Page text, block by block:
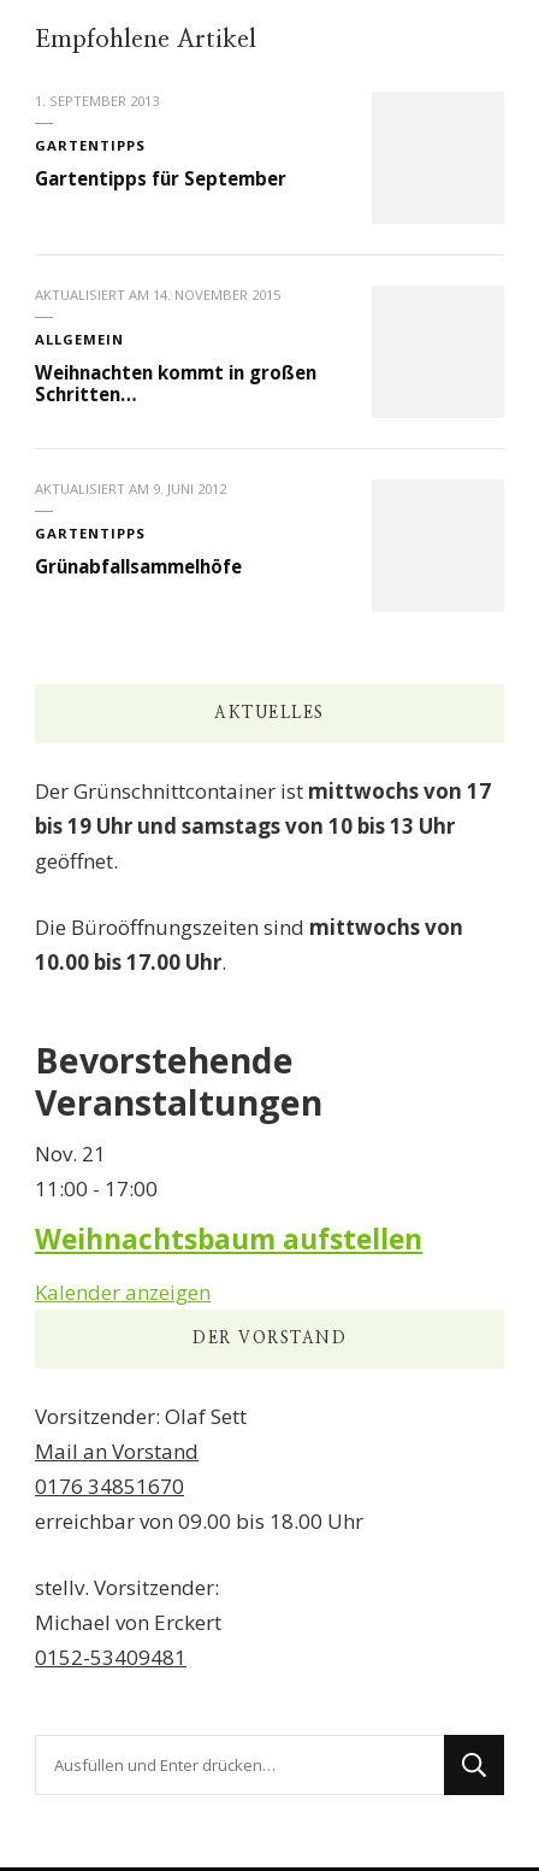
Empfohlene Artikel
1. SEPTEMBER 2013
GARTENTIPPS
Gartentipps für September
AKTUALISIERT AM 14. NOVEMBER 2015
ALLGEMEIN
Weihnachten kommt in großen
Schritten…
AKTUALISIERT AM 9. JUNI 2012
GARTENTIPPS
Grünabfallsammelhöfe
AKTUELLES
Der Grünschnittcontainer ist mittwochs von 17
bis 19 Uhr und samstags von 10 bis 13 Uhr
geöffnet.
Die Büroöffnungszeiten sind mittwochs von
10.00 bis 17.00 Uhr.
Bevorstehende
Veranstaltungen
Nov. 21
11:00 - 17:00
Weihnachtsbaum aufstellen
Kalender anzeigen
DER VORSTAND
Vorsitzender: Olaf Sett
Mail an Vorstand
0176 34851670
erreichbar von 09.00 bis 18.00 Uhr
stellv. Vorsitzender:
Michael von Erckert
0152-53409481